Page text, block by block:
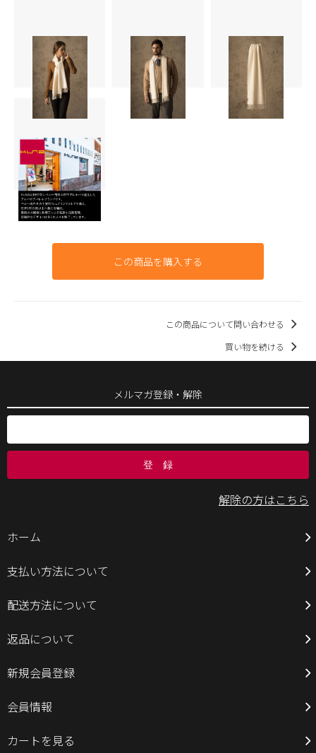
この商品を購入する
この商品について問い合わせる
買い物を続ける
メルマガ登録・解除
解除の方はこちら
ホーム
支払い方法について
配送方法について
返品について
新規会員登録
会員情報
カートを見る